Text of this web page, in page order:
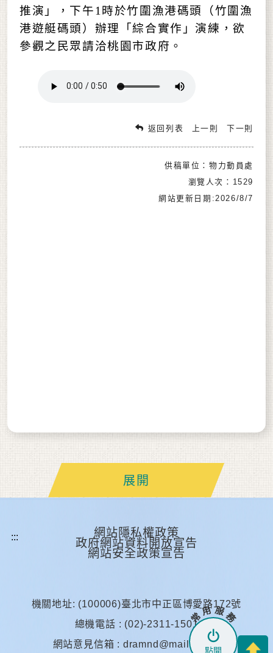
推演」，下午1時於竹圍漁港碼頭（竹圍漁
港遊艇碼頭）辦理「綜合實作」演練，欲
參觀之民眾請洽桃園市政府。
返回列表 上一則 下一則
供稿單位：物力動員處
瀏覽人次：1529
網站更新日期:2026/8/7
常 用 服 務
點開
展開
網站隱私權政策
政府網站資料開放宣告
網站安全政策宣告
機關地址: (100006)臺北市中正區博愛路172號
總機電話 : (02)-2311-1501
網站意見信箱 : dramnd@mail.mil.tw